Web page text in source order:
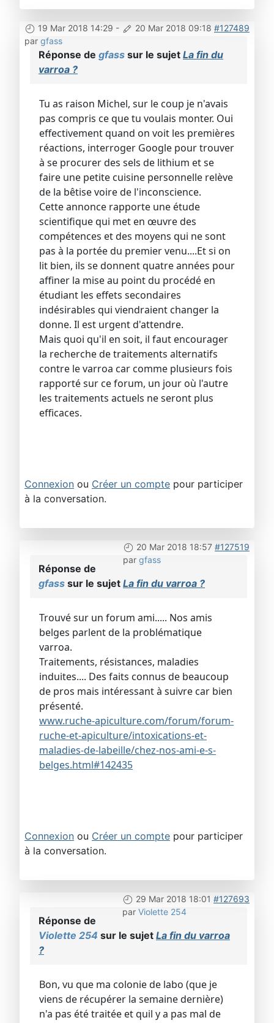
19 Mar 2018 14:29 - 20 Mar 2018 09:18 #127489
par gfass
Réponse de gfass sur le sujet La fin du
varroa ?
Tu as raison Michel, sur le coup je n'avais
pas compris ce que tu voulais monter. Oui
effectivement quand on voit les premières
réactions, interroger Google pour trouver
à se procurer des sels de lithium et se
faire une petite cuisine personnelle relève
de la bêtise voire de l'inconscience.
Cette annonce rapporte une étude
scientifique qui met en œuvre des
compétences et des moyens qui ne sont
pas à la portée du premier venu....Et si on
lit bien, ils se donnent quatre années pour
affiner la mise au point du procédé en
étudiant les effets secondaires
indésirables qui viendraient changer la
donne. Il est urgent d'attendre.
Mais quoi qu'il en soit, il faut encourager
la recherche de traitements alternatifs
contre le varroa car comme plusieurs fois
rapporté sur ce forum, un jour où l'autre
les traitements actuels ne seront plus
efficaces.
Connexion ou Créer un compte pour participer
à la conversation.
20 Mar 2018 18:57 #127519
par gfass
Réponse de
gfass sur le sujet La fin du varroa ?
Trouvé sur un forum ami..... Nos amis
belges parlent de la problématique
varroa.
Traitements, résistances, maladies
induites.... Des faits connus de beaucoup
de pros mais intéressant à suivre car bien
présenté.
www.ruche-apiculture.com/forum/forum-
ruche-et-apiculture/intoxications-et-
maladies-de-labeille/chez-nos-ami-e-s-
belges.html#142435
Connexion ou Créer un compte pour participer
à la conversation.
29 Mar 2018 18:01 #127693
par Violette 254
Réponse de
Violette 254 sur le sujet La fin du varroa
?
Bon, vu que ma colonie de labo (que je
viens de récupérer la semaine dernière)
n'a pas été traitée et quil y a pas mal de